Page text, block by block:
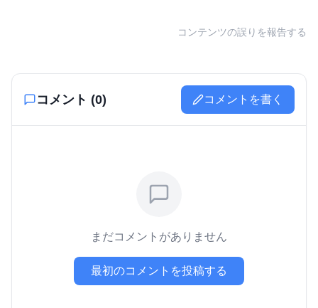
コンテンツの誤りを報告する
コメント (0) コメントを書く
まだコメントがありません
最初のコメントを投稿する